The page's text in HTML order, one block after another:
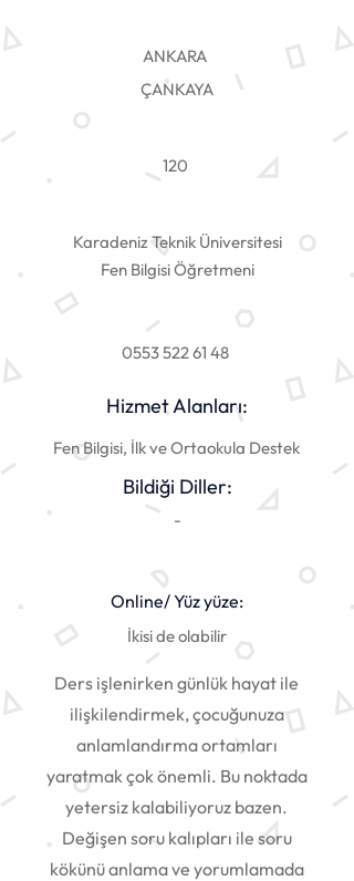
ANKARA
ÇANKAYA
120
Karadeniz Teknik Üniversitesi
Fen Bilgisi Öğretmeni
0553 522 61 48
Hizmet Alanları:
Fen Bilgisi, İlk ve Ortaokula Destek
Bildiği Diller:
-
Online/ Yüz yüze:
İkisi de olabilir
Ders işlenirken günlük hayat ile
ilişkilendirmek, çocuğunuza
anlamlandırma ortamları
yaratmak çok önemli. Bu noktada
yetersiz kalabiliyoruz bazen.
Değişen soru kalıpları ile soru
kökünü anlama ve yorumlamada